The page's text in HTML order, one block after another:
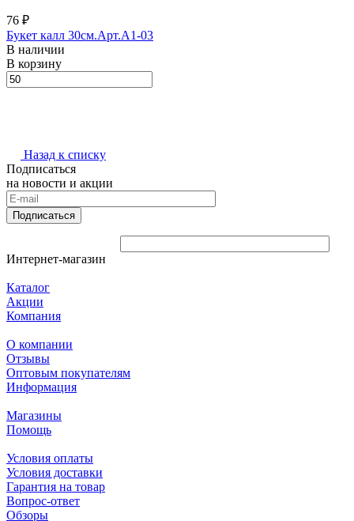
76 ₽
Букет калл 30см.Арт.A1-03
В наличии
В корзину
Назад к списку
Подписаться
на новости и акции
Подписаться
Интернет-магазин
Каталог
Акции
Компания
О компании
Отзывы
Оптовым покупателям
Информация
Магазины
Помощь
Условия оплаты
Условия доставки
Гарантия на товар
Вопрос-ответ
Обзоры